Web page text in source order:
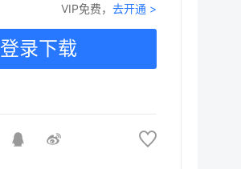
VIP免费，去开通 >
登录下载